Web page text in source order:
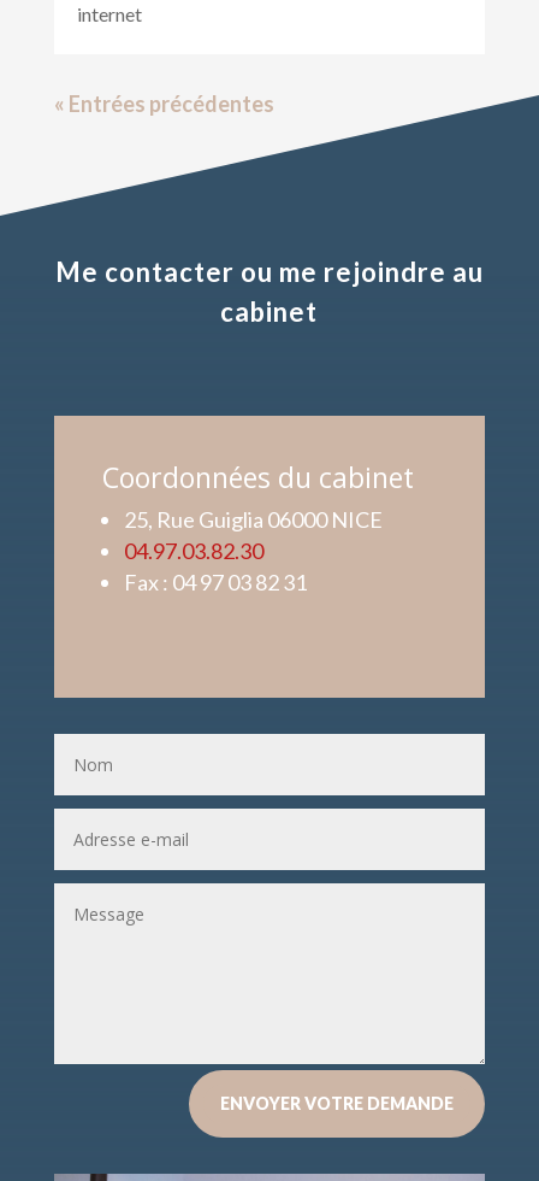
internet
« Entrées précédentes
Me contacter ou me rejoindre au
cabinet
Coordonnées du cabinet
25, Rue Guiglia 06000 NICE
04.97.03.82.30
Fax : 04 97 03 82 31
ENVOYER VOTRE DEMANDE